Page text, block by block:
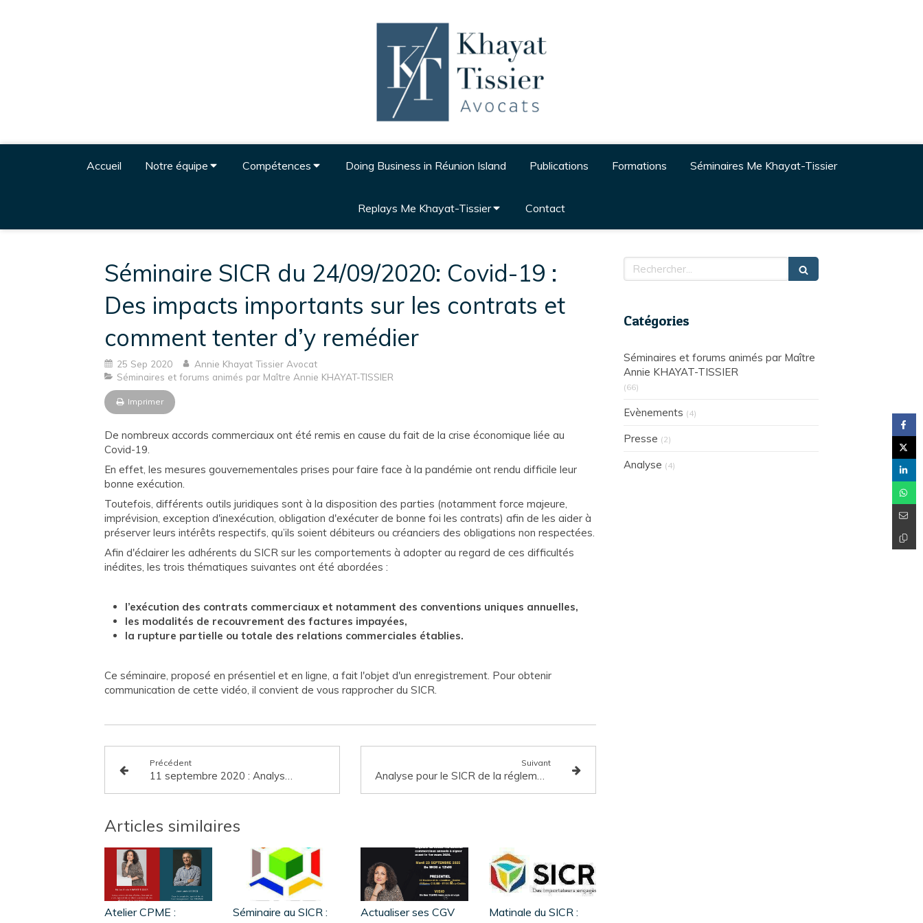
Accueil Notre équipe Compétences Doing Business in Réunion Island Publications Formations Séminaires Me Khayat-Tissier
Replays Me Khayat-Tissier Contact
Séminaire SICR du 24/09/2020: Covid-19 :
Des impacts importants sur les contrats et
comment tenter d’y remédier
25 Sep 2020
Annie Khayat Tissier Avocat
Séminaires et forums animés par Maître Annie KHAYAT-TISSIER
Imprimer
De nombreux accords commerciaux ont été remis en cause du fait de la crise économique liée au
Covid-19.
En effet, les mesures gouvernementales prises pour faire face à la pandémie ont rendu difficile leur
bonne exécution.
Toutefois, différents outils juridiques sont à la disposition des parties (notamment force majeure,
imprévision, exception d'inexécution, obligation d'exécuter de bonne foi les contrats) afin de les aider à
préserver leurs intérêts respectifs, qu’ils soient débiteurs ou créanciers des obligations non respectées.
Afin d'éclairer les adhérents du SICR sur les comportements à adopter au regard de ces difficultés
inédites, les trois thématiques suivantes ont été abordées :
l’exécution des contrats commerciaux et notamment des conventions uniques annuelles,
les modalités de recouvrement des factures impayées,
la rupture partielle ou totale des relations commerciales établies.
Ce séminaire, proposé en présentiel et en ligne, a fait l'objet d'un enregistrement. Pour obtenir
communication de cette vidéo, il convient de vous rapprocher du SICR.
Précédent Suivant
Articles similaires
Atelier CPME :
Séminaire au SICR :
Actualiser ses CGV
Matinale du SICR :
Rechercher
Catégories
Séminaires et forums animés par Maître
Annie KHAYAT-TISSIER
(66)
Evènements (4)
Presse (2)
Analyse (4)